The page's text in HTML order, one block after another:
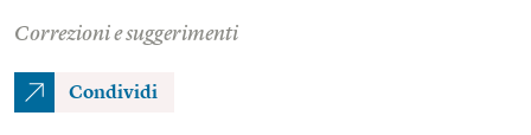
Correzioni e suggerimenti
Condividi